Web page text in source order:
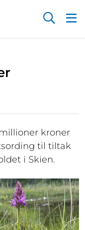
kroner
til tiltak
i Skien.